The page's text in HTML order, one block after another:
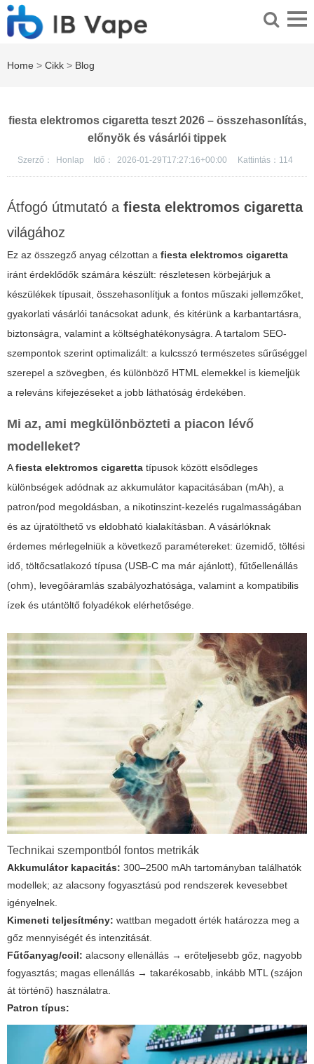
Home > Cikk > Blog
fiesta elektromos cigaretta teszt 2026 – összehasonlítás,
előnyök és vásárlói tippek
Szerző： Honlap Idő： 2026-01-29T17:27:16+00:00 Kattintás： 114
Átfogó útmutató a fiesta elektromos cigaretta
világához
Ez az összegző anyag célzottan a fiesta elektromos cigaretta
iránt érdeklődők számára készült: részletesen körbejárjuk a
készülékek típusait, összehasonlítjuk a fontos műszaki jellemzőket,
gyakorlati vásárlói tanácsokat adunk, és kitérünk a karbantartásra,
biztonságra, valamint a költséghatékonyságra. A tartalom SEO-
szempontok szerint optimalizált: a kulcsszó természetes sűrűséggel
szerepel a szövegben, és különböző HTML elemekkel is kiemeljük
a releváns kifejezéseket a jobb láthatóság érdekében.
Mi az, ami megkülönbözteti a piacon lévő
modelleket?
Afiesta elektromos cigaretta típusok között elsődleges
különbségek adódnak az akkumulátor kapacitásában (mAh), a
patron/pod megoldásban, a nikotinszint-kezelés rugalmasságában
és az újratölthető vs eldobható kialakításban. A vásárlóknak
érdemes mérlegelniük a következő paramétereket: üzemidő, töltési
idő, töltőcsatlakozó típusa (USB-C ma már ajánlott), fűtőellenállás
(ohm), levegőáramlás szabályozhatósága, valamint a kompatibilis
ízek és utántöltő folyadékok elérhetősége.
Technikai szempontból fontos metrikák
Akkumulátor kapacitás: 300–2500 mAh tartományban találhatók
modellek; az alacsony fogyasztású pod rendszerek kevesebbet
igényelnek.
Kimeneti teljesítmény: wattban megadott érték határozza meg a
gőz mennyiségét és intenzitását.
Fűtőanyag/coil: alacsony ellenállás → erőteljesebb gőz, nagyobb
fogyasztás; magas ellenállás → takarékosabb, inkább MTL (szájon
át történő) használatra.
Patron típus: